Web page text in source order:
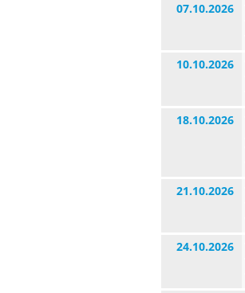
07.10.2026
10.10.2026
18.10.2026
21.10.2026
24.10.2026